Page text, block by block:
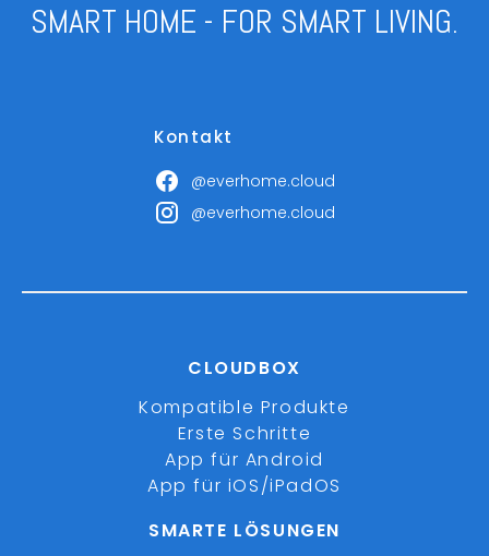
SMART HOME - FOR SMART LIVING.
Kontakt
@everhome.cloud
@everhome.cloud
CLOUDBOX
Kompatible Produkte
Erste Schritte
App für Android
App für iOS/iPadOS
SMARTE LÖSUNGEN